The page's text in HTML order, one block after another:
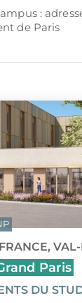
:
de Paris
Paris
DU